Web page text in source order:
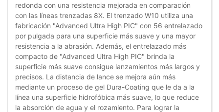
redonda con una resistencia mejorada en comparación
con las líneas trenzadas 8X. El trenzado W10 utiliza una
fabricación "Advanced Ultra High PIC" con 56 entrelazado
por pulgada para una superficie más suave y una mayor
resistencia a la abrasión. Además, el entrelazado más
compacto de "Advanced Ultra High PIC" brinda la
superficie más suave consigue lanzamientos más largos y
precisos. La distancia de lance se mejora aún más
mediante un proceso de gel Dura-Coating que le da a la
línea una superficie hidrofóbica más suave, lo que reduce
la absorción de agua y el rozamiento. Para lograr la